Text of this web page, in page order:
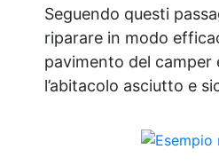
Seguendo questi
riparare in modo
pavimento del camper
l’abitacolo asciutto e